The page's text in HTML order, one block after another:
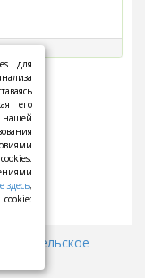
для
его
нашей
здесь,